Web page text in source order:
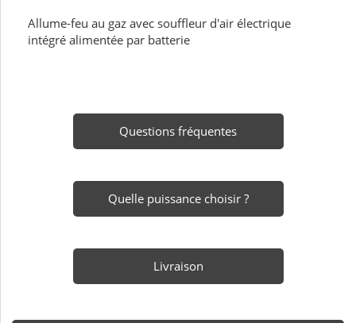
Allume-feu au gaz avec souffleur d'air électrique
intégré alimentée par batterie
Questions fréquentes
Quelle puissance choisir ?
Livraison